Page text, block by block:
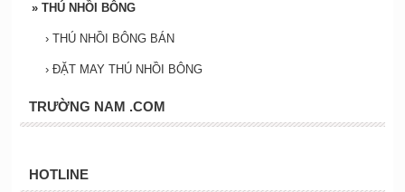
» THÚ NHỒI BÔNG
› THÚ NHỒI BÔNG BÁN
› ĐẶT MAY THÚ NHỒI BÔNG
TRƯỜNG NAM .COM
HOTLINE